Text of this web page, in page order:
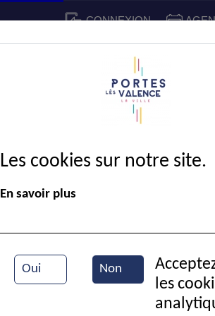
CONNEXION
CADRE DE VIE
Rentrée des classes à l'école
Les cookies sur notre site.
En savoir plus
Oui Non
les